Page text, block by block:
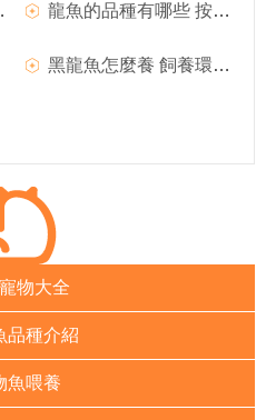
特征 龍魚的品種有哪些 按產地可分為三大類
黑龍魚怎麼養 飼養環境是比較重要的
物大全
品種介紹
魚喂養